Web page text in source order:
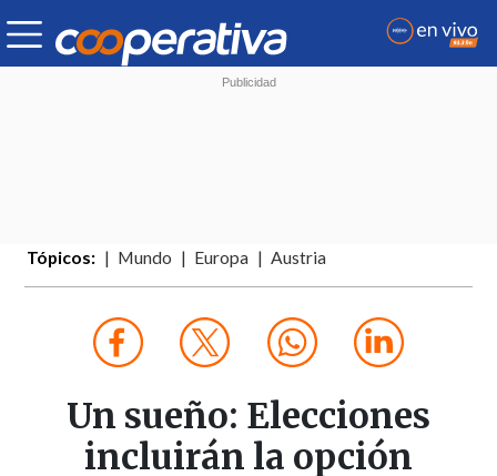
Tópicos: Mundo Europa Austria
Un sueño: Elecciones
incluirán la opción